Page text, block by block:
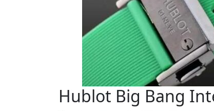
Hublot Big Bang